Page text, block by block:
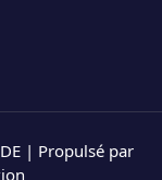
| Propulsé par